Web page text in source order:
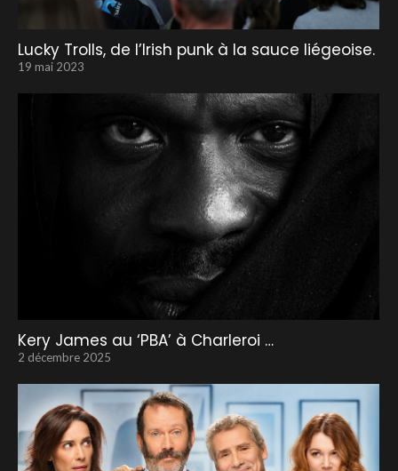
Lucky Trolls, de l’Irish punk à la sauce liégeoise.
19 mai 2023
Kery James au ‘PBA’ à Charleroi …
2 décembre 2025